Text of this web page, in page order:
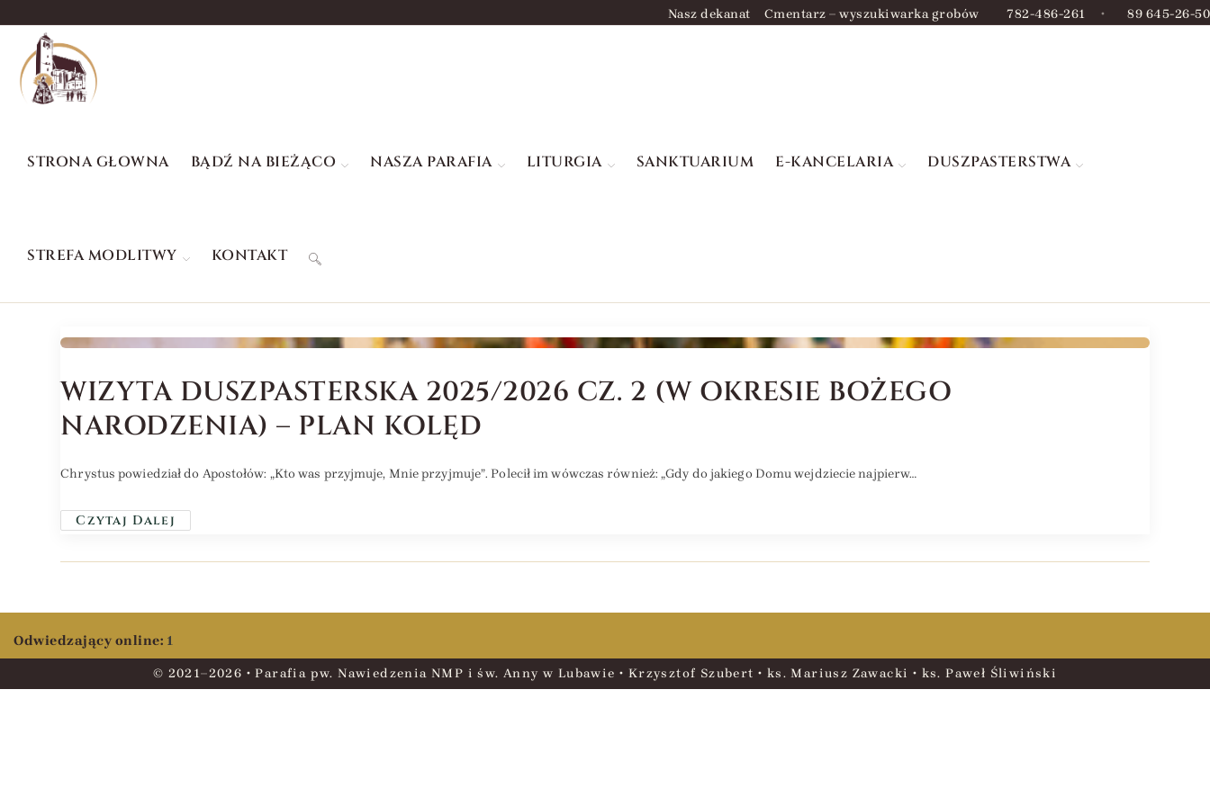
Nasz dekanat Cmentarz – wyszukiwarka grobów 782-486-261 • 89 645-26-50
STRONA GŁOWNA BĄDŹ NA BIEŻĄCO NASZA PARAFIA LITURGIA SANKTUARIUM E-KANCELARIA DUSZPASTERSTWA
STREFA MODLITWY KONTAKT
WIZYTA DUSZPASTERSKA 2025/2026 CZ. 2 (W OKRESIE BOŻEGO
NARODZENIA) – PLAN KOLĘD
Chrystus powiedział do Apostołów: „Kto was przyjmuje, Mnie przyjmuje”. Polecił im wówczas również: „Gdy do jakiego Domu wejdziecie najpierw…
Czytaj Dalej
Odwiedzający online: 1
© 2021–2026 • Parafia pw. Nawiedzenia NMP i św. Anny w Lubawie • Krzysztof Szubert • ks. Mariusz Zawacki • ks. Paweł Śliwiński